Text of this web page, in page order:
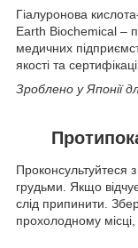
Гіалуронова
Earth Biochemical –
медичних
якості та
Зроблено у Японії
Проконсультуйтеся
грудьми. Якщо
слід припинити.
прохолодному